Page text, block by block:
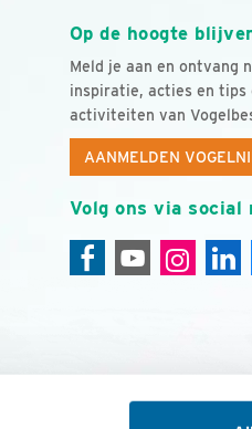
Op de hoogte
Meld je aan en ontvang
inspiratie, acties en tips
activiteiten van
AANMELDEN
Volg ons via social